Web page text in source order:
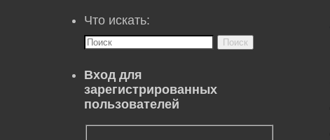
Что искать:
Поиск
Вход для
зарегистрированных
пользователей